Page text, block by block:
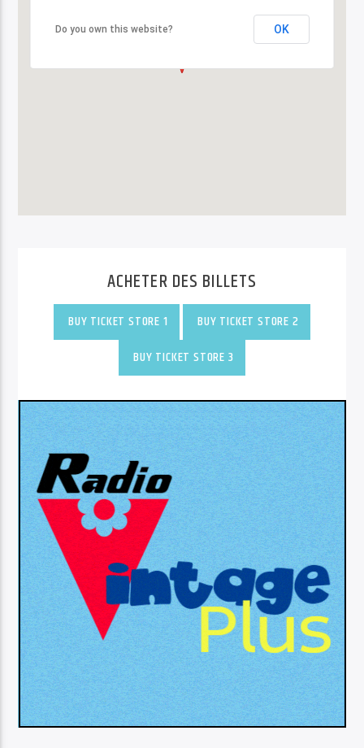
Do you own this website? OK
Do you own this website? OK
ACHETER DES BILLETS
BUY TICKET STORE 1
BUY TICKET STORE 2
BUY TICKET STORE 3